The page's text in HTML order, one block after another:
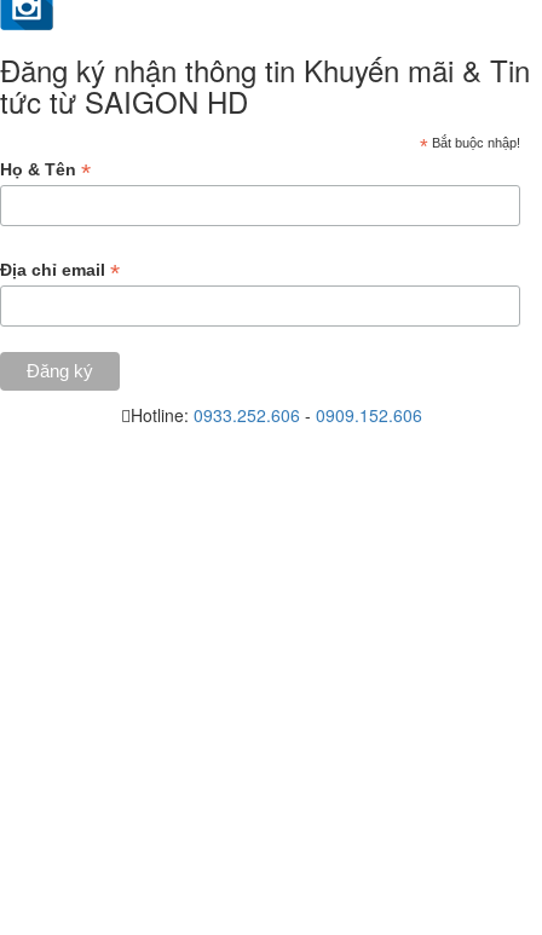
Đăng ký nhận thông tin Khuyến mãi & Tin
tức từ SAIGON HD
* Bắt buộc nhập!
Họ & Tên *
Địa chỉ email *
Hotline: 0933.252.606 - 0909.152.606